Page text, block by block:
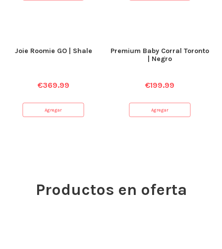
Joie Roomie GO | Shale
€369.99
Agregar
Premium Baby Corral Toronto
| Negro
€199.99
Agregar
Productos en oferta